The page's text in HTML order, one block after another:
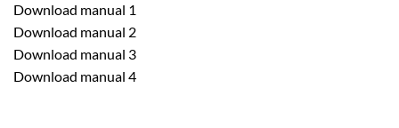
Download manual 1
Download manual 2
Download manual 3
Download manual 4